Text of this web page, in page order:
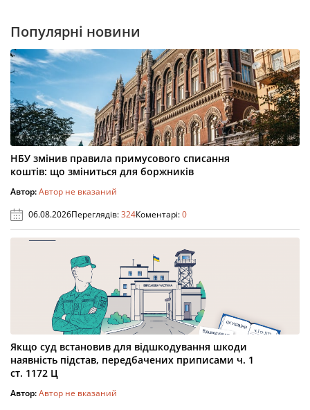
Популярні новини
НБУ змінив правила примусового списання
коштів: що зміниться для боржників
Автор:Автор не вказаний
06.08.2026Переглядів:324Коментарі:0
Якщо суд встановив для відшкодування шкоди
наявність підстав, передбачених приписами ч. 1
ст. 1172 Ц
Автор:Автор не вказаний